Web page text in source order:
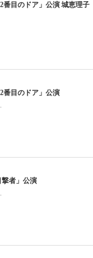
番目のドア」公演 城恵理子
番目のドア」公演
撃者」公演